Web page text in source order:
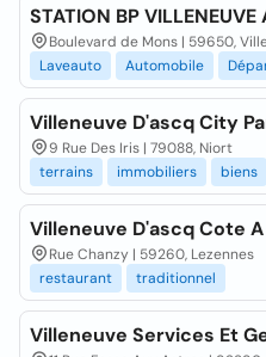
STATION BP VILLENEUVE
Boulevard de Mons | 59650,
Laveauto
Automobile
Villeneuve D'ascq City
9 Rue Des Iris | 79088, Niort
terrains
immobiliers biens
Villeneuve D'ascq Cote
Rue Chanzy | 59260, Lezennes
restaurant
traditionnel
Villeneuve Services Et